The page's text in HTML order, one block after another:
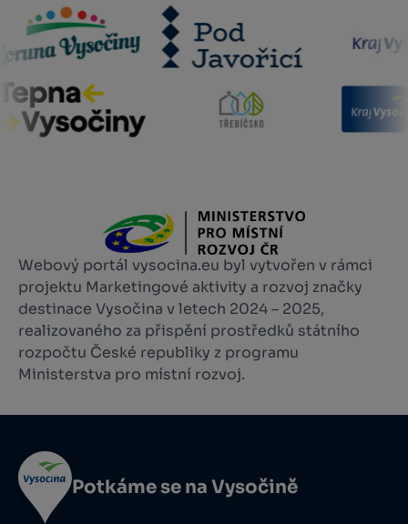
Webový portál vysocina.eu byl vytvořen v rámci
projektu Marketingové aktivity a rozvoj značky
destinace Vysočina v letech 2024 – 2025,
realizovaného za přispění prostředků státního
rozpočtu České republiky z programu
Ministerstva pro místní rozvoj.
Potkáme se na Vysočině